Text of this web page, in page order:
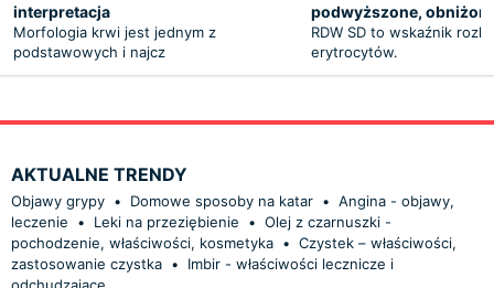
interpretacja
Morfologia krwi jest jednym z
podstawowych i najcz
podwyższone,
RDW SD to wskaźnik
erytrocytów.
AKTUALNE TRENDY
Objawy grypy • Domowe sposoby na katar • Angina - objawy,
leczenie
• Leki na przeziębienie • Olej z czarnuszki -
pochodzenie, właściwości, kosmetyka • Czystek – właściwości,
zastosowanie czystka •
Imbir - właściwości lecznicze i